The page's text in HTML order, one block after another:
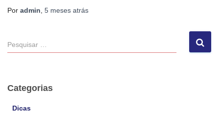
Por admin, 5 meses atrás
P
e
u
Categorias
Dicas